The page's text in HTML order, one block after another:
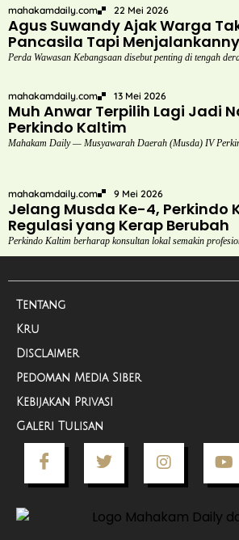
mahakamdaily.com 22 Mei 2026
Agus Suwandy Ajak Warga
Pancasila Tapi
Perda Wawasan Kebangsaan disebut penting di tengah
mahakamdaily.com 13 Mei 2026
Muh Anwar Terpilih Lagi Jadi
Perkindo Kaltim
Mahakam Daily — Musyawarah Daerah (Musda) IV
mahakamdaily.com 9 Mei 2026
Jelang Musda Ke-4, Perkindo
Regulasi yang Kerap Berubah
Perkindo Kaltim berharap konsultan lokal semakin
Tentang
Kru
Disclaimer
Pedoman Media Siber
Kebijakan Privasi
Galeri Tulisan